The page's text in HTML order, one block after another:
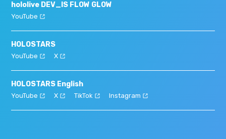
hololive DEV_IS FLOW GLOW
YouTube
HOLOSTARS
YouTube X
HOLOSTARS English
YouTube X TikTok Instagram